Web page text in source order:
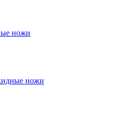
ножи
ножи